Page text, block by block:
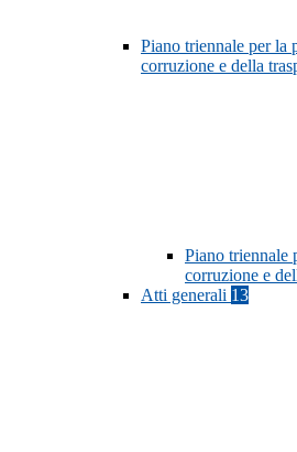
Piano triennale per la
corruzione e della
Piano triennale
corruzione e
Atti generali 13